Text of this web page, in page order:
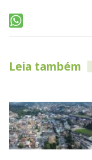
Leia também